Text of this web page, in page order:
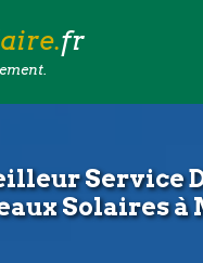
fr
Service
Solaires